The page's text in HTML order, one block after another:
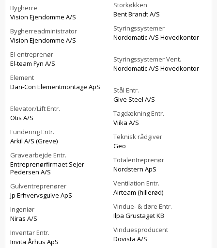
Bygherre
Vision Ejendomme A/S
Bygherreadministrator
Vision Ejendomme A/S
El-entreprenør
El-team Fyn A/S
Element
Dan-Con Elementmontage ApS
Elevator/Lift Entr.
Otis A/S
Fundering Entr.
Arkil A/S (Greve)
Gravearbejde Entr.
Entreprenørfirmaet Sejer
Pedersen A/S
Gulventreprenører
Jp Erhvervsgulve ApS
Ingeniør
Niras A/S
Inventar Entr.
Invita Århus ApS
Storkøkken
Bent Brandt A/S
Styringssystemer
Nordomatic A/S Hovedkontor
Styringssystemer Vent.
Nordomatic A/S Hovedkontor
Stål Entr.
Give Steel A/S
Tagdækning Entr.
Viika A/S
Teknisk rådgiver
Geo
Totalentreprenør
Nordstern ApS
Ventilation Entr.
Airteam (hillerød)
Vindue- & døre Entr.
Ilpa Grustaget KB
Vinduesproducent
Dovista A/S